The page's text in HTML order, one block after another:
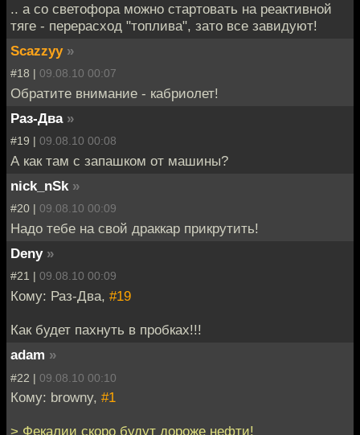
.. а со светофора можно стартовать на реактивной
тяге - перерасход "топлива", зато все завидуют!
Scazzyy »
#18 | 09.08.10 00:07
Обратите внимание - кабриолет!
Раз-Два »
#19 | 09.08.10 00:08
А как там с запашком от машины?
nick_nSk »
#20 | 09.08.10 00:09
Надо тебе на свой драккар прикрутить!
Deny »
#21 | 09.08.10 00:09
Кому: Раз-Два, #19
Как будет пахнуть в пробках!!!
adam »
#22 | 09.08.10 00:10
Кому: browny, #1
> Фекалии скоро будут дороже нефти!